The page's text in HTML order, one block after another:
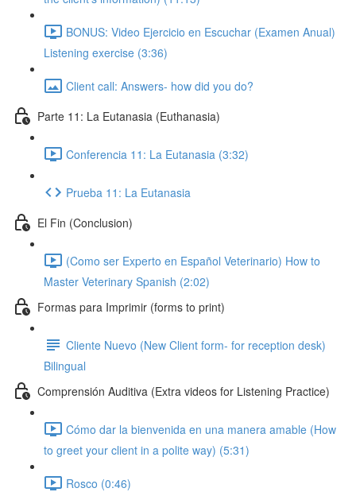
BONUS: Video Ejercicio en Escuchar (Examen Anual)
Listening exercise (3:36)
Client call: Answers- how did you do?
Parte 11: La Eutanasia (Euthanasia)
Conferencia 11: La Eutanasia (3:32)
Prueba 11: La Eutanasia
El Fin (Conclusion)
(Como ser Experto en Español Veterinario) How to
Master Veterinary Spanish (2:02)
Formas para Imprimir (forms to print)
Cliente Nuevo (New Client form- for reception desk)
Bilingual
Comprensión Auditiva (Extra videos for Listening Practice)
Cómo dar la bienvenida en una manera amable (How
to greet your client in a polite way) (5:31)
Rosco (0:46)